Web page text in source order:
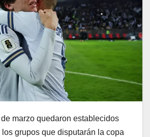
marzo quedaron establecidos
grupos que disputarán la copa